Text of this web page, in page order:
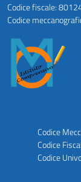
Codice fiscale:
Codice
Codice
Codice
Codice